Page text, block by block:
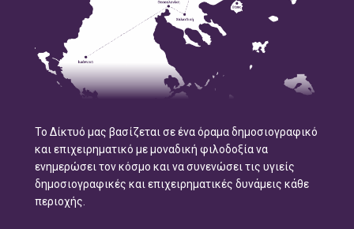
Το Δίκτυό μας βασίζεται σε ένα όραμα δημοσιογραφικό
και επιχειρηματικό με μοναδική φιλοδοξία να
ενημερώσει τον κόσμο και να συνενώσει τις υγιείς
δημοσιογραφικές και επιχειρηματικές δυνάμεις κάθε
περιοχής.